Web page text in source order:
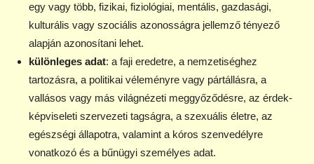
egy vagy több, fizikai, fiziológiai, mentális, gazdasági,
kulturális vagy szociális azonosságra jellemző tényező
alapján azonosítani lehet.
különleges adat: a faji eredetre, a nemzetiséghez
tartozásra, a politikai véleményre vagy pártállásra, a
vallásos vagy más világnézeti meggyőződésre, az érdek-
képviseleti szervezeti tagságra, a szexuális életre, az
egészségi állapotra, valamint a kóros szenvedélyre
vonatkozó és a bűnügyi személyes adat.